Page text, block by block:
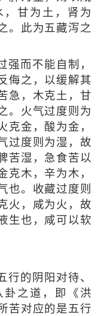
甘为土，肾为
。此为五藏泻之
强而不能自制，
侮之，以缓解其
急，木克土，甘
。火气过度则为
克金，酸为金，
过度则为湿，故
苦湿，急食苦以
克木，辛为木，
也。收藏过度则
火，咸为火，故
生也，咸可以软
行的阴阳对待、
卦之道，即《洪
苦对应的是五行